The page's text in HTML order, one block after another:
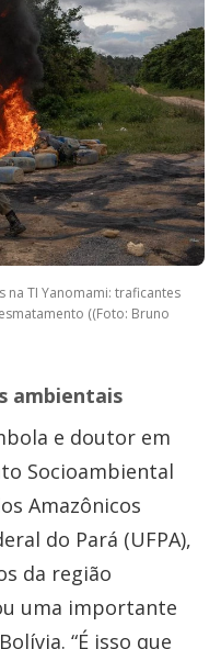
TI Yanomami: traficantes
((Foto: Bruno
ambientais
e doutor em
Socioambiental
Amazônicos
do Pará (UFPA),
da região
uma importante
“É isso que